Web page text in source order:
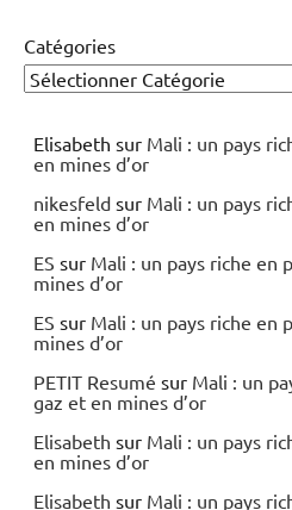
Catégories
Elisabeth sur Mali : un pays
en mines d’or
nikesfeld sur Mali : un pays
en mines d’or
ES sur Mali : un pays riche en
mines d’or
ES sur Mali : un pays riche en
mines d’or
PETIT Resumé sur Mali : un
gaz et en mines d’or
Elisabeth sur Mali : un pays
en mines d’or
Elisabeth sur Mali : un pays